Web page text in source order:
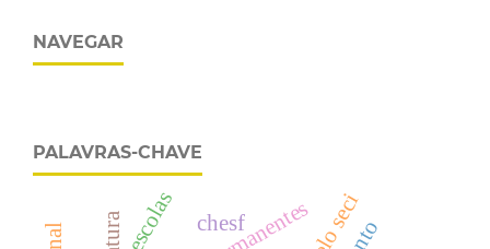
NAVEGAR
PALAVRAS-CHAVE
escolas chesf